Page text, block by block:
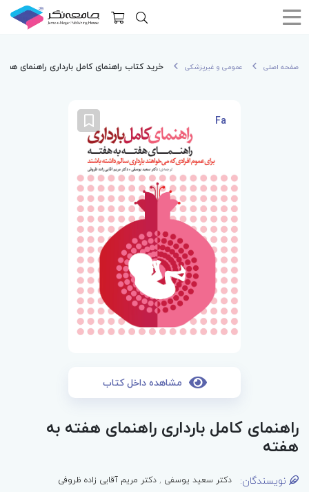
صفحه اصلی عمومی و غیرپزشکی خرید کتاب راهنمای کامل بارداری راهنمای
Fa
مشاهده داخل کتاب
راهنمای کامل بارداری راهنمای هفته به
هفته
نویسندگان: دکتر سعید یوسفی ,دکتر مریم آقایی زاده ظروفی